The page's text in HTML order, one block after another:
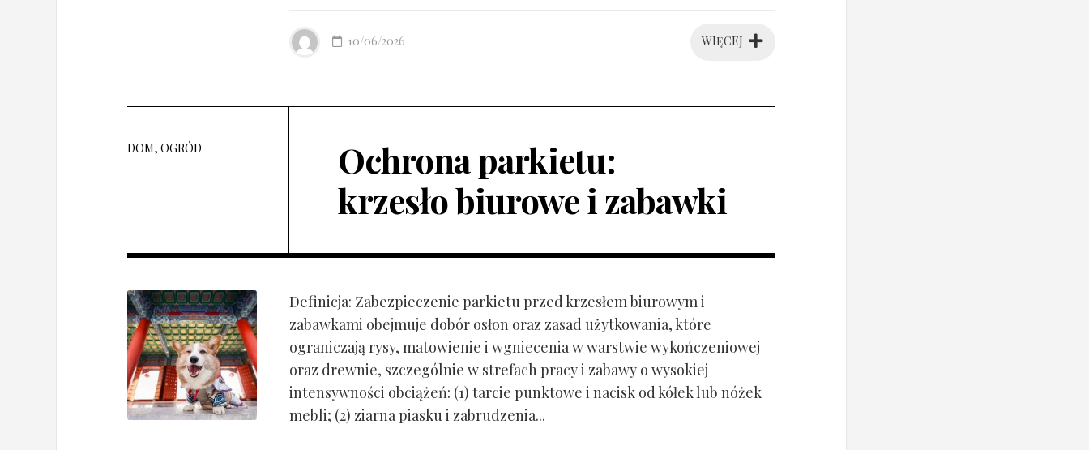
WIĘCEJ
10/06/2026
DOM, OGRÓD
Ochrona parkietu:
krzesło biurowe i zabawki
Definicja: Zabezpieczenie parkietu przed krzesłem biurowym i
zabawkami obejmuje dobór osłon oraz zasad użytkowania, które
ograniczają rysy, matowienie i wgniecenia w warstwie wykończeniowej
oraz drewnie, szczególnie w strefach pracy i zabawy o wysokiej
intensywności obciążeń: (1) tarcie punktowe i nacisk od kółek lub nóżek
mebli; (2) ziarna piasku i zabrudzenia...